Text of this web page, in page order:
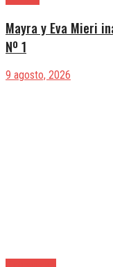
Mayra y Eva Mieri
Nº 1
9 agosto, 2026